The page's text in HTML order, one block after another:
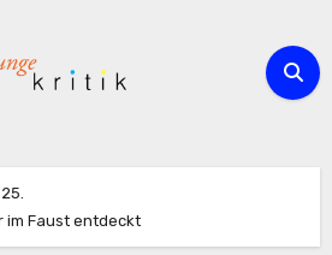
25.
im Faust entdeckt